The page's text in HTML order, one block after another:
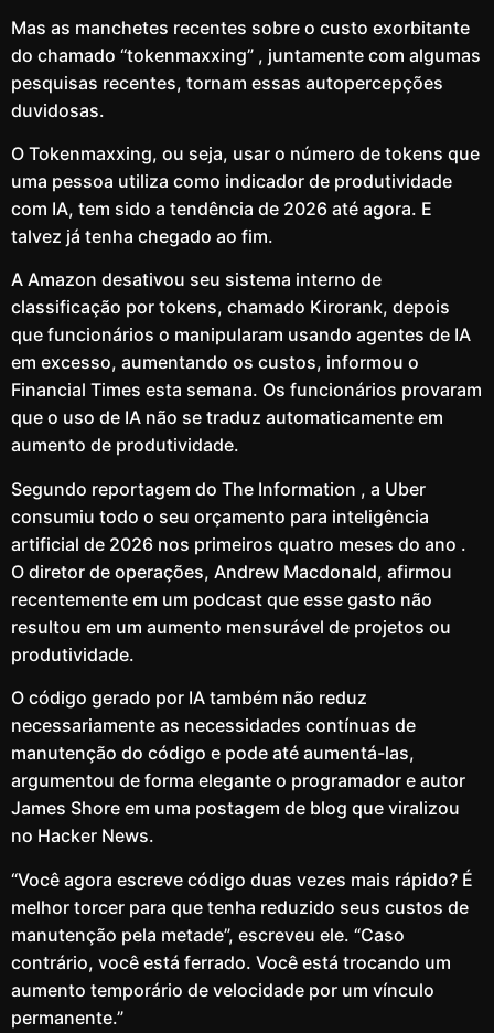
Mas as manchetes recentes sobre o custo exorbitante
do chamado “tokenmaxxing” , juntamente com algumas
pesquisas recentes, tornam essas autopercepções
duvidosas.
O Tokenmaxxing, ou seja, usar o número de tokens que
uma pessoa utiliza como indicador de produtividade
com IA, tem sido a tendência de 2026 até agora. E
talvez já tenha chegado ao fim.
A Amazon desativou seu sistema interno de
classificação por tokens, chamado Kirorank, depois
que funcionários o manipularam usando agentes de IA
em excesso, aumentando os custos, informou o
Financial Times esta semana. Os funcionários provaram
que o uso de IA não se traduz automaticamente em
aumento de produtividade.
Segundo reportagem do The Information , a Uber
consumiu todo o seu orçamento para inteligência
artificial de 2026 nos primeiros quatro meses do ano .
O diretor de operações, Andrew Macdonald, afirmou
recentemente em um podcast que esse gasto não
resultou em um aumento mensurável de projetos ou
produtividade.
O código gerado por IA também não reduz
necessariamente as necessidades contínuas de
manutenção do código e pode até aumentá-las,
argumentou de forma elegante o programador e autor
James Shore em uma postagem de blog que viralizou
no Hacker News.
“Você agora escreve código duas vezes mais rápido? É
melhor torcer para que tenha reduzido seus custos de
manutenção pela metade”, escreveu ele. “Caso
contrário, você está ferrado. Você está trocando um
aumento temporário de velocidade por um vínculo
permanente.”